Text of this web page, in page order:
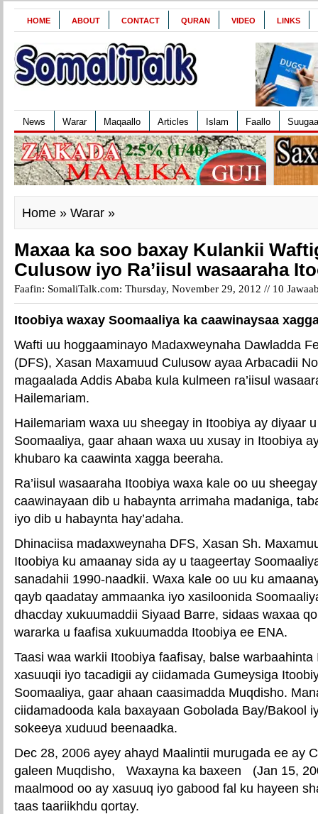
HOME ABOUT CONTACT QURAN VIDEO LINKS
News Warar Maqaallo Articles Islam Faallo
Home » Warar »
Maxaa ka soo baxay Kulankii
Culusow iyo Ra’iisul wasaaraha
Faafin: SomaliTalk.com: Thursday, November 29, 2012 // 10
Itoobiya waxay Soomaaliya ka caawinaysaa
Wafti uu hoggaaminayo Madaxweynaha Dawladda
(DFS), Xasan Maxamuud Culusow ayaa Arbacadii
magaalada Addis Ababa kula kulmeen ra’iisul
Hailemariam.
Hailemariam waxa uu sheegay in Itoobiya ay diyaar
Soomaaliya, gaar ahaan waxa uu xusay in Itoobiya
khubaro ka caawinta xagga beeraha.
Ra’iisul wasaaraha Itoobiya waxa kale oo uu
caawinayaan dib u habaynta arrimaha madaniga,
iyo dib u habaynta hay’adaha.
Dhinaciisa madaxweynaha DFS, Xasan Sh.
Itoobiya ku amaanay sida ay u taageertay
sanadahii 1990-naadkii. Waxa kale oo uu ku
qayb qaadatay ammaanka iyo xasiloonida
dhacday xukuumaddii Siyaad Barre, sidaas waxaa
wararka u faafisa xukuumadda Itoobiya ee ENA.
Taasi waa warkii Itoobiya faafisay, balse
xasuuqii iyo tacadigii ay ciidamada Gumeysiga
Soomaaliya, gaar ahaan caasimadda Muqdisho.
ciidamadooda kala baxayaan Gobolada Bay/Bakool
sokeeya xuduud beenaadka.
Dec 28, 2006 ayey ahayd Maalintii murugada ee ay
galeen Muqdisho, Waxayna ka baxeen (Jan 15,
maalmood oo ay xasuuq iyo gabood fal ku hayeen
taas taariikhdu qortay.